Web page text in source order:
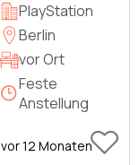
PlayStation
Berlin
vor Ort
Feste
Anstellung
vor 12 Monaten